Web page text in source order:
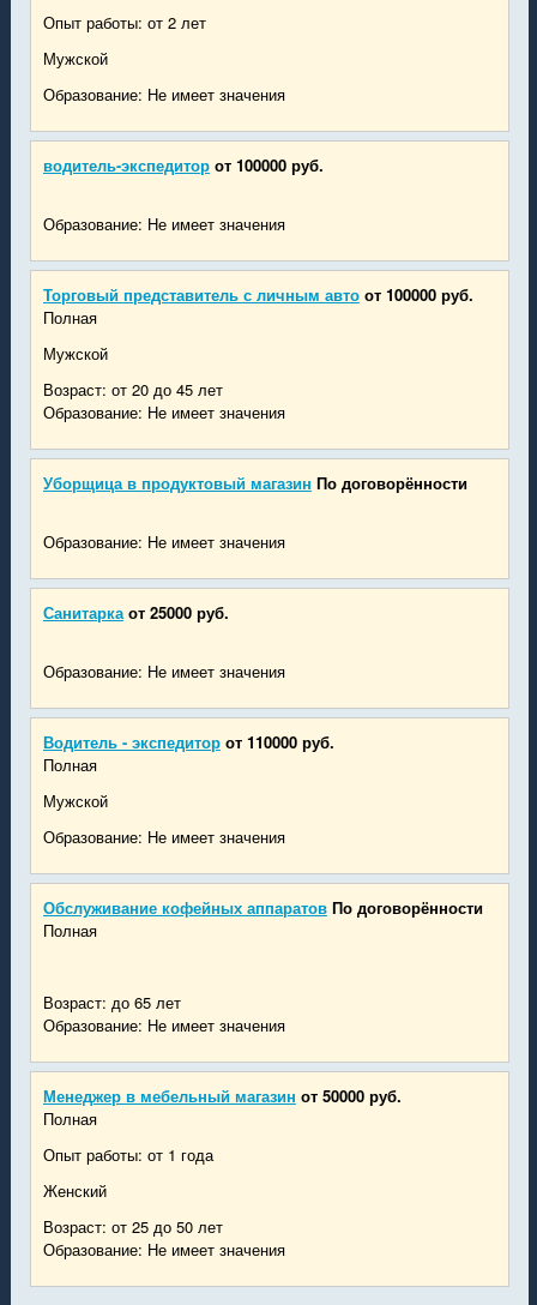
Опыт работы: от 2 лет
Мужской
Образование: Не имеет значения
водитель-экспедитор от 100000 руб.
Образование: Не имеет значения
Торговый представитель с личным авто от 100000 руб.
Полная
Мужской
Возраст: от 20 до 45 лет
Образование: Не имеет значения
Уборщица в продуктовый магазин По договорённости
Образование: Не имеет значения
Санитарка от 25000 руб.
Образование: Не имеет значения
Водитель - экспедитор от 110000 руб.
Полная
Мужской
Образование: Не имеет значения
Обслуживание кофейных аппаратов По договорённости
Полная
Возраст: до 65 лет
Образование: Не имеет значения
Менеджер в мебельный магазин от 50000 руб.
Полная
Опыт работы: от 1 года
Женский
Возраст: от 25 до 50 лет
Образование: Не имеет значения